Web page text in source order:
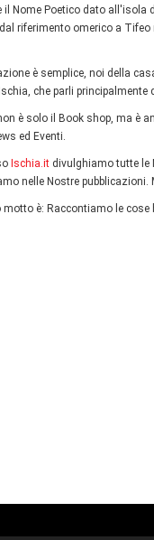
il Nome Poetico dato all'isola
riferimento omerico a
è semplice, noi della
che parli
è solo il Book shop, ma è
ed Eventi.
Ischia.it divulghiamo tutte
nelle Nostre
motto è: Raccontiamo le